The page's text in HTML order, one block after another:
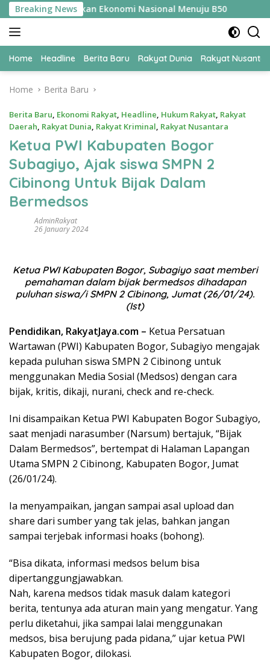
Skip
to
content
Breaking News
Amankan Ekonomi Nasional Menuju B50
Home Headline Berita Baru Rakyat Dunia Rakyat
Home Berita Baru
Berita Baru, Ekonomi Rakyat, Headline, Hukum Rakyat, Rakyat
Daerah, Rakyat Dunia, Rakyat Kriminal, Rakyat Nusantara
Ketua PWI Kabupaten Bogor
Subagiyo, Ajak siswa SMPN 2
Cibinong Untuk Bijak Dalam
Bermedsos
AdminRakyat
26 January 2024
Ketua PWI Kabupaten Bogor, Subagiyo saat memberi
pemahaman dalam bijak bermedsos dihadapan
puluhan siswa/i SMPN 2 Cibinong, Jumat (26/01/24).
(Ist)
Pendidikan, RakyatJaya.com – Ketua Persatuan
Wartawan (PWI) Kabupaten Bogor, Subagiyo mengajak
kepada puluhan siswa SMPN 2 Cibinong untuk
menggunakan Media Sosial (Medsos) dengan cara
bijak, kritis, dikaji, nurani, check and re-check.
Ini disampaikan Ketua PWI Kabupaten Bogor Subagiyo,
saat menjadi narasumber (Narsum) bertajuk, “Bijak
Dalam Bermedsos”, bertempat di Halaman Lapangan
Utama SMPN 2 Cibinong, Kabupaten Bogor, Jumat
(26/01/24).
Ia menyampaikan, jangan sampai asal upload dan
share dari sumber yang tak jelas, bahkan jangan
sampai terjebak informasi hoaks (bohong).
“Bisa dikata, informasi medsos belum bisa
dipertanggungjawabkan.
Nah, karena medsos tidak masuk dalam kategori
berita, tentunya ada aturan main yang mengatur. Yang
perlu diketahui, jika sampai lalai menggunakan
medsos, bisa berujung pada pidana,” ujar ketua PWI
Kabupaten Bogor, dilokasi.